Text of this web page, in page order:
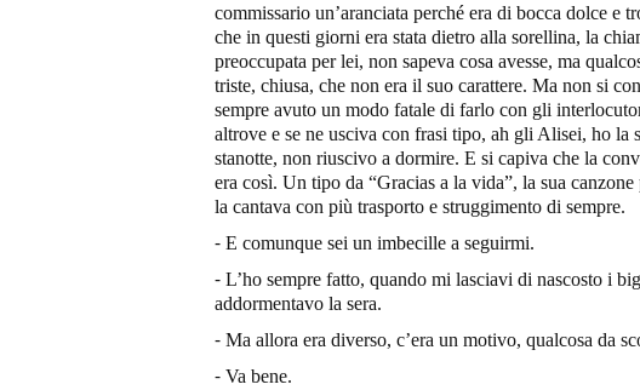
commissario un’aranciata perché era di bocca dolce e
che in questi giorni era stata dietro alla sorellina, la
preoccupata per lei, non sapeva cosa avesse, ma
triste, chiusa, che non era il suo carattere. Ma non si
sempre avuto un modo fatale di farlo con gli
altrove e se ne usciva con frasi tipo, ah gli Alisei, ho
stanotte, non riuscivo a dormire. E si capiva che la
era così. Un tipo da “Gracias a la vida”, la sua
la cantava con più trasporto e struggimento di sempre.
⁃ E comunque sei un imbecille a seguirmi.
⁃ L’ho sempre fatto, quando mi lasciavi di nascosto i
addormentavo la sera.
⁃ Ma allora era diverso, c’era un motivo, qualcosa da
⁃ Va bene.